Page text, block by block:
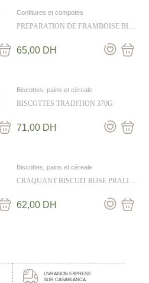
Confitures et compotes
PREPARATION DE FRAMBOISE BIO
65,00 DH
Biscottes, pains et céreale
BISCOTTES TRADITION 370G
71,00 DH
Biscottes, pains et céreale
CRAQUANT BISCUIT ROSE PRALINE
62,00 DH
LIVRAISON EXPRESS
SUR CASABLANCA